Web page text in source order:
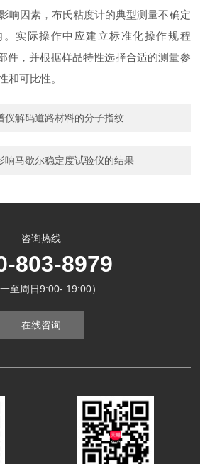
因素，布氏粘度计的典型测量不确定
。实际操作中应建立标准化操作规程
件，并根据样品特性选择合适的测量参
和可比性。
仪解码道路材料的分子指纹
响马歇尔稳定度试验仪的结果
咨询热线
803-8979
一至周日9:00- 19:00）
在线咨询